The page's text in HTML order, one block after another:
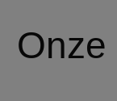
Onze